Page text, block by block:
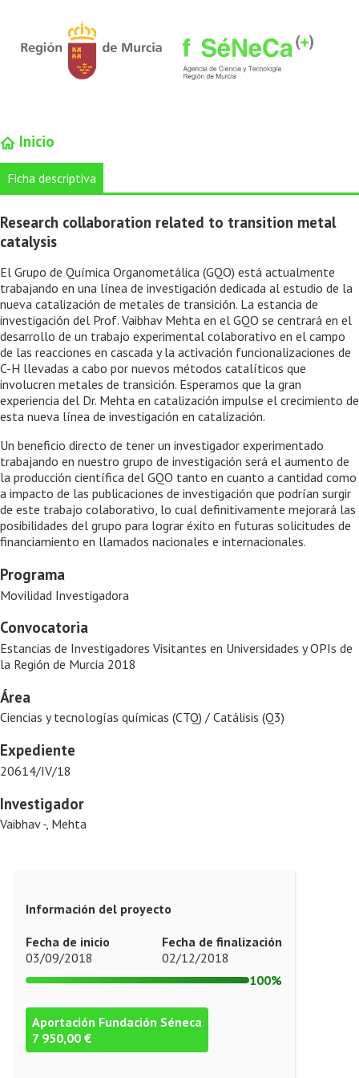
Inicio
Ficha descriptiva
Research collaboration related to transition metal
catalysis
El Grupo de Química Organometálica (GQO) está actualmente
trabajando en una línea de investigación dedicada al estudio de la
nueva catalización de metales de transición. La estancia de
investigación del Prof. Vaibhav Mehta en el GQO se centrará en el
desarrollo de un trabajo experimental colaborativo en el campo
de las reacciones en cascada y la activación funcionalizaciones de
C-H llevadas a cabo por nuevos métodos catalíticos que
involucren metales de transición. Esperamos que la gran
experiencia del Dr. Mehta en catalización impulse el crecimiento de
esta nueva línea de investigación en catalización.
Un beneficio directo de tener un investigador experimentado
trabajando en nuestro grupo de investigación será el aumento de
la producción científica del GQO tanto en cuanto a cantidad como
a impacto de las publicaciones de investigación que podrían surgir
de este trabajo colaborativo, lo cual definitivamente mejorará las
posibilidades del grupo para lograr éxito en futuras solicitudes de
financiamiento en llamados nacionales e internacionales.
Programa
Movilidad Investigadora
Convocatoria
Estancias de Investigadores Visitantes en Universidades y OPIs de
la Región de Murcia 2018
Área
Ciencias y tecnologías químicas (CTQ) / Catálisis (Q3)
Expediente
20614/IV/18
Investigador
Vaibhav -, Mehta
Información del proyecto
Fecha de inicio
03/09/2018
Fecha de finalización
02/12/2018
100%
Aportación Fundación Séneca
7 950,00 €